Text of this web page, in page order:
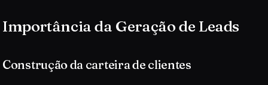
Importância da Geração de Leads
Construção da carteira de clientes